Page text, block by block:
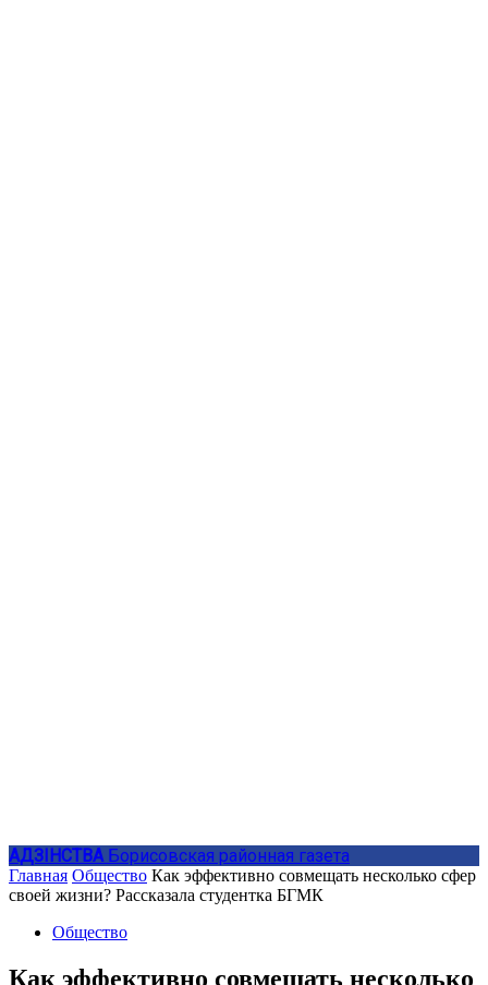
АДЗIНСТВА Борисовская районная газета
Главная Общество Как эффективно совмещать несколько сфер
своей жизни? Рассказала студентка БГМК
Общество
Как эффективно совмещать несколько